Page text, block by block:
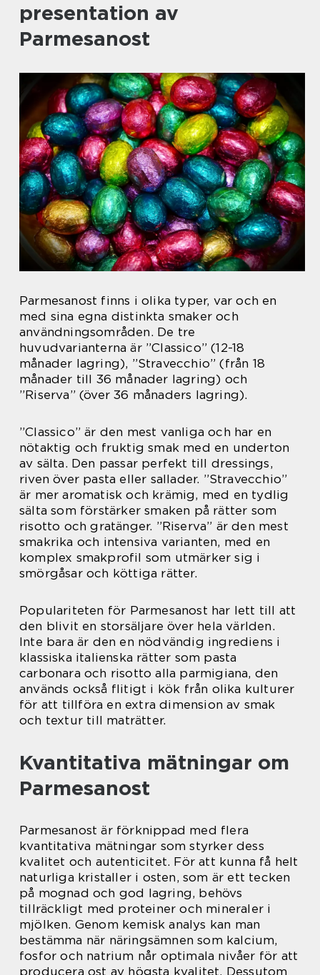
presentation av
Parmesanost
Parmesanost finns i olika typer, var och en
med sina egna distinkta smaker och
användningsområden. De tre
huvudvarianterna är ”Classico” (12-18
månader lagring), ”Stravecchio” (från 18
månader till 36 månader lagring) och
”Riserva” (över 36 månaders lagring).
”Classico” är den mest vanliga och har en
nötaktig och fruktig smak med en underton
av sälta. Den passar perfekt till dressings,
riven över pasta eller sallader. ”Stravecchio”
är mer aromatisk och krämig, med en tydlig
sälta som förstärker smaken på rätter som
risotto och gratänger. ”Riserva” är den mest
smakrika och intensiva varianten, med en
komplex smakprofil som utmärker sig i
smörgåsar och köttiga rätter.
Populariteten för Parmesanost har lett till att
den blivit en storsäljare över hela världen.
Inte bara är den en nödvändig ingrediens i
klassiska italienska rätter som pasta
carbonara och risotto alla parmigiana, den
används också flitigt i kök från olika kulturer
för att tillföra en extra dimension av smak
och textur till maträtter.
Kvantitativa mätningar om
Parmesanost
Parmesanost är förknippad med flera
kvantitativa mätningar som styrker dess
kvalitet och autenticitet. För att kunna få helt
naturliga kristaller i osten, som är ett tecken
på mognad och god lagring, behövs
tillräckligt med proteiner och mineraler i
mjölken. Genom kemisk analys kan man
bestämma när näringsämnen som kalcium,
fosfor och natrium når optimala nivåer för att
producera ost av högsta kvalitet. Dessutom